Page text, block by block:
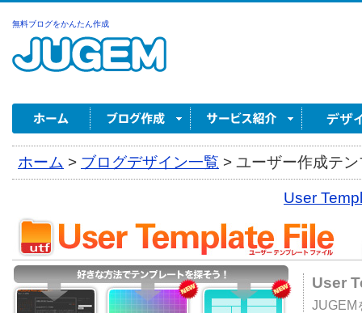
無料ブログをかんたん作成
ホーム > ブログデザイン一覧 > ユーザー作成テ
User
User
JUGEM